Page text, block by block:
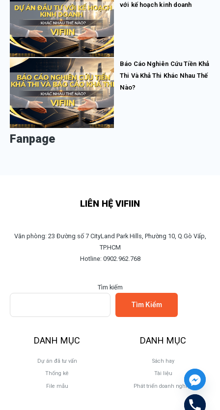
với kế hoạch kinh doanh
Báo Cáo Nghiên Cứu Tiền Khả
Thi Và Khả Thi Khác Nhau Thế
Nào?
Fanpage
LIÊN HỆ VIFIIN
Văn phòng: 23 Đường số 7 CityLand Park Hills, Phường 10, Q.Gò Vấp,
TP.HCM
Hotline: 0902.962.768
Tìm kiếm
Tìm Kiếm
DANH MỤC
Dự án đã tư vấn
Thống kê
File mẫu
DANH MỤC
Sách hay
Tài liệu
Phát triển doanh nghiệp